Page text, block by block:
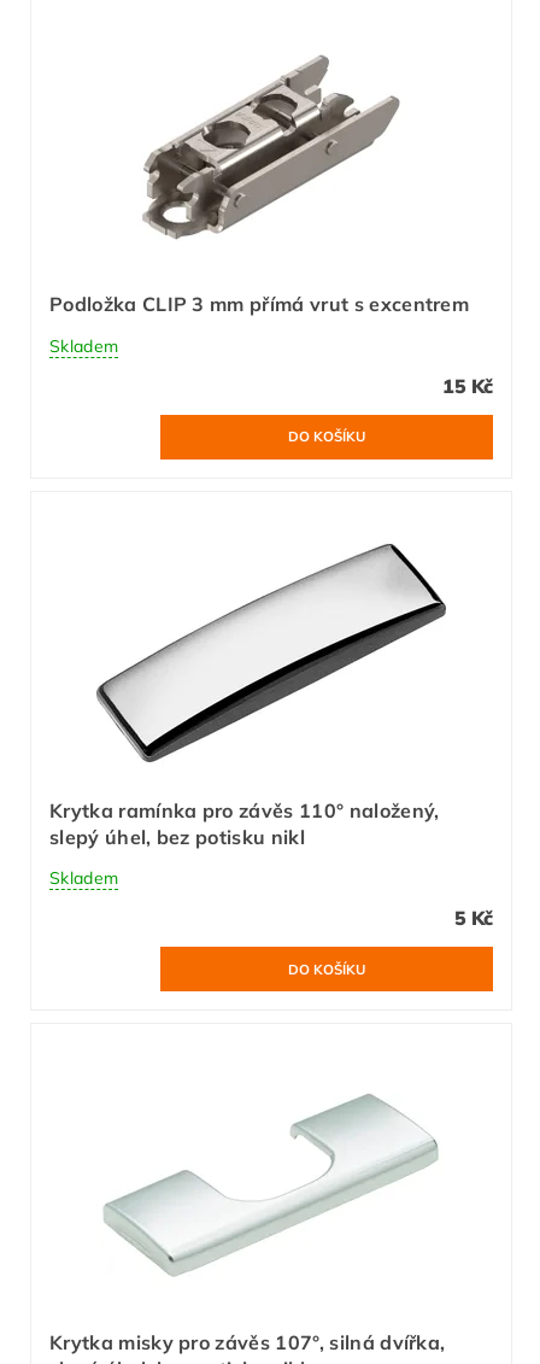
Podložka CLIP 3 mm přímá vrut s excentrem
Skladem
15 Kč
Krytka ramínka pro závěs 110° naložený,
slepý úhel, bez potisku nikl
Skladem
5 Kč
Krytka misky pro závěs 107°, silná dvířka,